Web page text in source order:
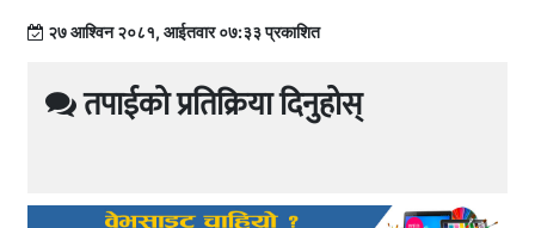
२७ आश्विन २०८१, आईतवार ०७:३३ प्रकाशित
तपाईको प्रतिक्रिया दिनुहोस्